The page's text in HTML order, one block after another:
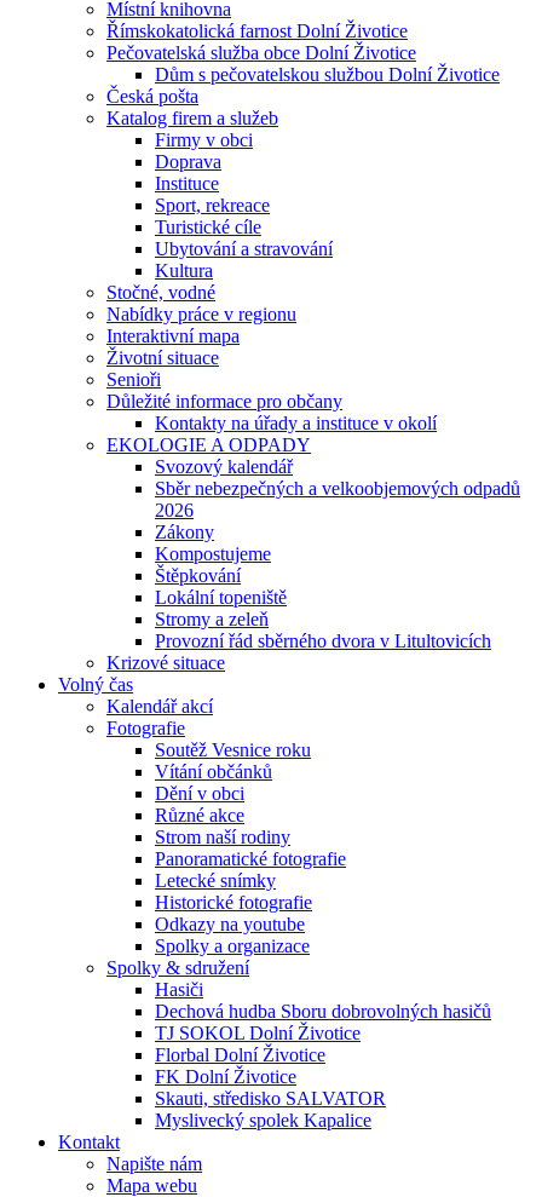
Místní knihovna
Římskokatolická farnost Dolní Životice
Pečovatelská služba obce Dolní Životice
Dům s pečovatelskou službou Dolní Životice
Česká pošta
Katalog firem a služeb
Firmy v obci
Doprava
Instituce
Sport, rekreace
Turistické cíle
Ubytování a stravování
Kultura
Stočné, vodné
Nabídky práce v regionu
Interaktivní mapa
Životní situace
Senioři
Důležité informace pro občany
Kontakty na úřady a instituce v okolí
EKOLOGIE A ODPADY
Svozový kalendář
Sběr nebezpečných a velkoobjemových odpadů
2026
Zákony
Kompostujeme
Štěpkování
Lokální topeniště
Stromy a zeleň
Provozní řád sběrného dvora v Litultovicích
Krizové situace
Volný čas
Kalendář akcí
Fotografie
Soutěž Vesnice roku
Vítání občánků
Dění v obci
Různé akce
Strom naší rodiny
Panoramatické fotografie
Letecké snímky
Historické fotografie
Odkazy na youtube
Spolky a organizace
Spolky & sdružení
Hasiči
Dechová hudba Sboru dobrovolných hasičů
TJ SOKOL Dolní Životice
Florbal Dolní Životice
FK Dolní Životice
Skauti, středisko SALVATOR
Myslivecký spolek Kapalice
Kontakt
Napište nám
Mapa webu